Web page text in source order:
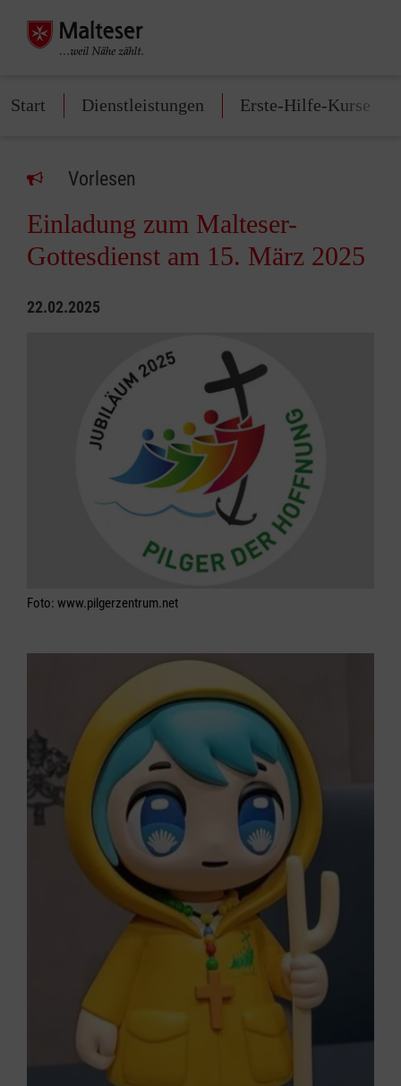
Start Dienstleistungen Erste-Hilfe-Kurse
Vorlesen
Einladung zum Malteser-
Gottesdienst am 15. März 2025
22.02.2025
Foto: www.pilgerzentrum.net